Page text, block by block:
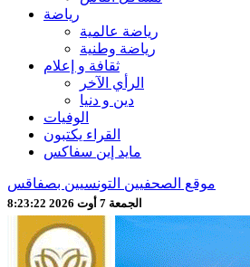
رياضة
رياضة عالمية
رياضة وطنية
ثقافة و إعلام
الرأي الآخر
دين و دنيا
الوفيات
القراء يكتبون
مايد إين سفاكس
موقع الصحفيين التونسيين بصفاقس
الجمعة 7 أوت 2026 8:23:25